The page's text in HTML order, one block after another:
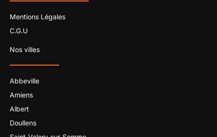
Mentions Légales
C.G.U
Nos villes
Abbeville
Amiens
Albert
Doullens